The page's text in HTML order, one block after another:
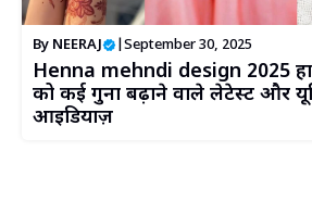
By NEERAJ September 30, 2025
Henna mehndi design 2025
को कई गुना बढ़ाने वाले लेटेस्ट और
आइडियाज़